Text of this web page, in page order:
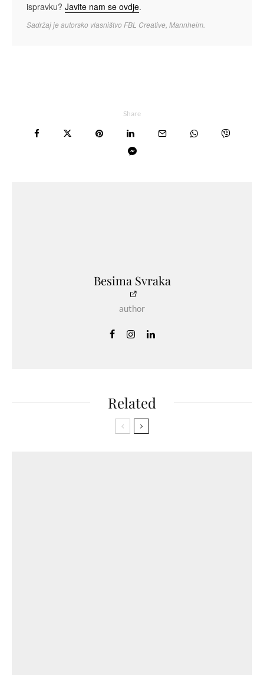
ispravku? Javite nam se ovdje.
Sadržaj je autorsko vlasništvo FBL Creative, Mannheim.
Share
Besima Svraka
author
Related